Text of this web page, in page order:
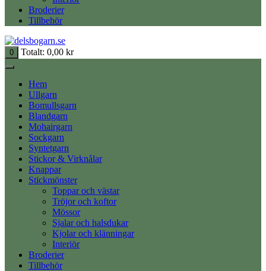
Broderier
Tillbehör
0 Totalt: 0,00 kr
Hem
Ullgarn
Bomullsgarn
Blandgarn
Mohairgarn
Sockgarn
Syntetgarn
Stickor & Virknålar
Knappar
Stickmönster
Toppar och västar
Tröjor och koftor
Mössor
Sjalar och halsdukar
Kjolar och klänningar
Interiör
Broderier
Tillbehör